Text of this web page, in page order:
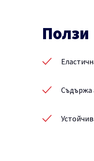
Ползи
Съдържа